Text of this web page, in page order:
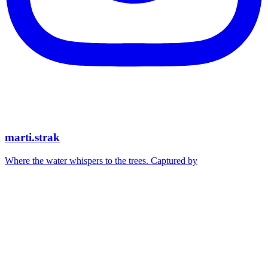
marti.strak
Where the water whispers to the trees. Captured by